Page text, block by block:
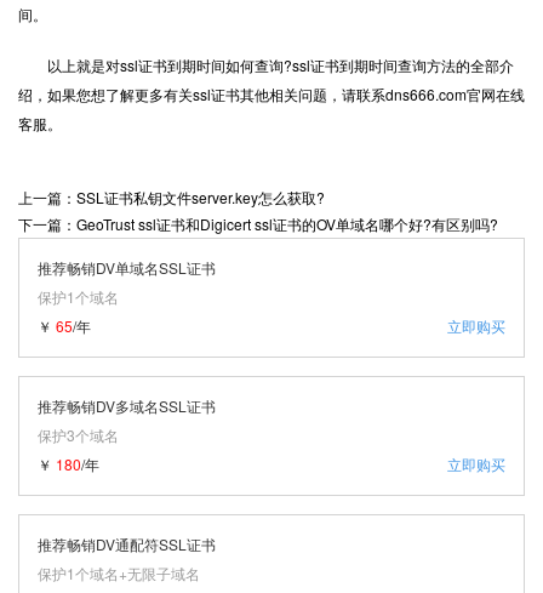
间。
以上就是对ssl证书到期时间如何查询?ssl证书到期时间查询方法的全部介
绍，如果您想了解更多有关ssl证书其他相关问题，请联系dns666.com官网在线
客服。
上一篇：SSL证书私钥文件server.key怎么获取?
下一篇：GeoTrust ssl证书和Digicert ssl证书的OV单域名哪个好?有区别吗?
推荐畅销DV单域名SSL证书
保护1个域名
立即购买
￥ 65/年
推荐畅销DV多域名SSL证书
保护3个域名
立即购买
￥ 180/年
推荐畅销DV通配符SSL证书
保护1个域名+无限子域名